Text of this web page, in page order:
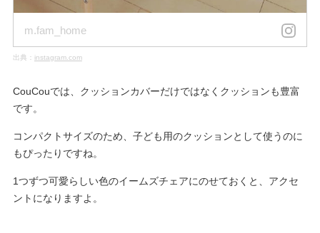
m.fam_home
出典： instagram.com
CouCouでは、クッションカバーだけではなくクッションも豊富
です。
コンパクトサイズのため、子ども用のクッションとして使うのに
もぴったりですね。
1つずつ可愛らしい色のイームズチェアにのせておくと、アクセ
ントになりますよ。